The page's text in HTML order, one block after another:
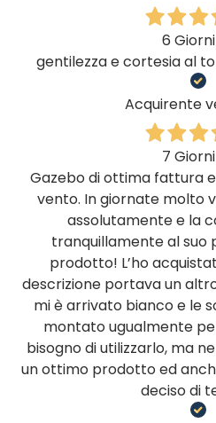
6
gentilezza e cortesia al
Acquirente
7
Gazebo di ottima fattura
vento. In giornate molto
assolutamente e la
tranquillamente al suo
prodotto! L’ho
descrizione portava un
mi è arrivato bianco e le
montato ugualmente
bisogno di utilizzarlo, ma
un ottimo prodotto ed
deciso di